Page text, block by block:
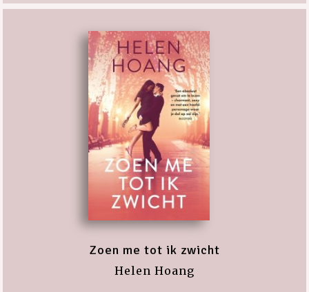
Zoen me tot ik zwicht
Helen Hoang